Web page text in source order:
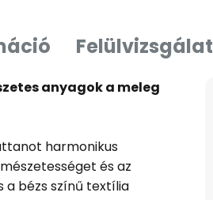
Felülvizsgálat
anyagok a meleg
harmonikus
és az
a bézs színű textília